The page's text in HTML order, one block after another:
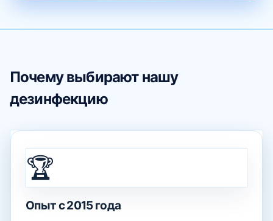
Почему выбирают нашу
дезинфекцию
🏆
Опыт с 2015 года